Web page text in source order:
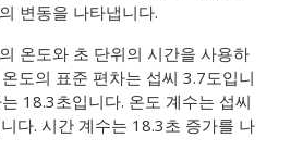
변동을 나타냅니다.
온도와 초 단위의 시간을 사용하
도의 표준 편차는 섭씨 3.7도입니
18.3초입니다. 온도 계수는 섭씨
다. 시간 계수는 18.3초 증가를 나